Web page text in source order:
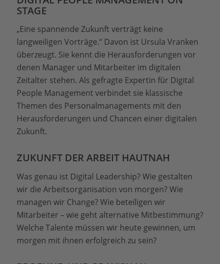
STAGE
„Eine spannende Zukunft verträgt keine
langweiligen Vorträge.“ Davon ist Ursula Vranken
überzeugt. Sie kennt die Herausforderungen vor
denen Manager und Mitarbeiter im digitalen
Zeitalter stehen. Als gefragte Expertin für Digital
People Management verbindet sie klassische
Themen des Personalmanagements mit den
Herausforderungen und Chancen einer digitalen
Zukunft.
ZUKUNFT DER ARBEIT HAUTNAH
Was genau ist Digital Leadership? Wie gestalten
wir die Arbeitsorganisation von morgen? Wie
managen wir Change? Wie beteiligen wir
Mitarbeiter – wie geht alternative Mitbestimmung?
Welche Talente müssen wir heute gewinnen, um
morgen mit ihnen erfolgreich zu sein?